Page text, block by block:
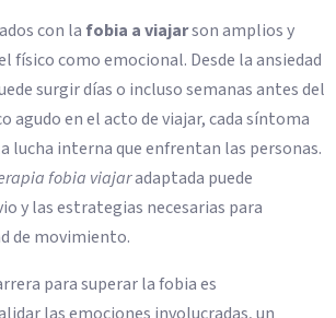
con la fobia a viajarson amplios y
físico como emocional. Desde la ansiedad
surgir días o incluso semanas antes del
agudo en el acto de viajar, cada síntoma
lucha interna que enfrentan las personas.
fobia viajaradaptada puede
y las estrategias necesarias para
de movimiento.
para superar la fobia es